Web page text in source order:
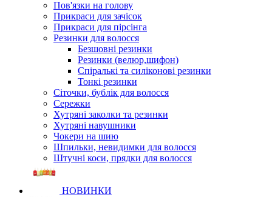
Пов'язки на голову
Прикраси для зачісок
Прикраси для пірсінга
Резинки для волосся
Безшовні резинки
Резинки (велюр,шифон)
Спіралькі та силіконові резинки
Тонкі резинки
Сіточки, бублік для волосся
Сережки
Хутряні заколки та резинки
Хутряні навушники
Чокери на шию
Шпильки, невидимки для волосся
Штучні коси, прядки для волосся
НОВИНКИ